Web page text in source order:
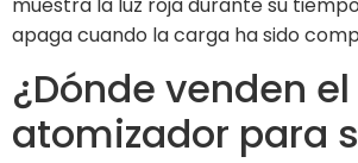
apaga cuando la carga ha sido
¿Dónde venden el
atomizador para